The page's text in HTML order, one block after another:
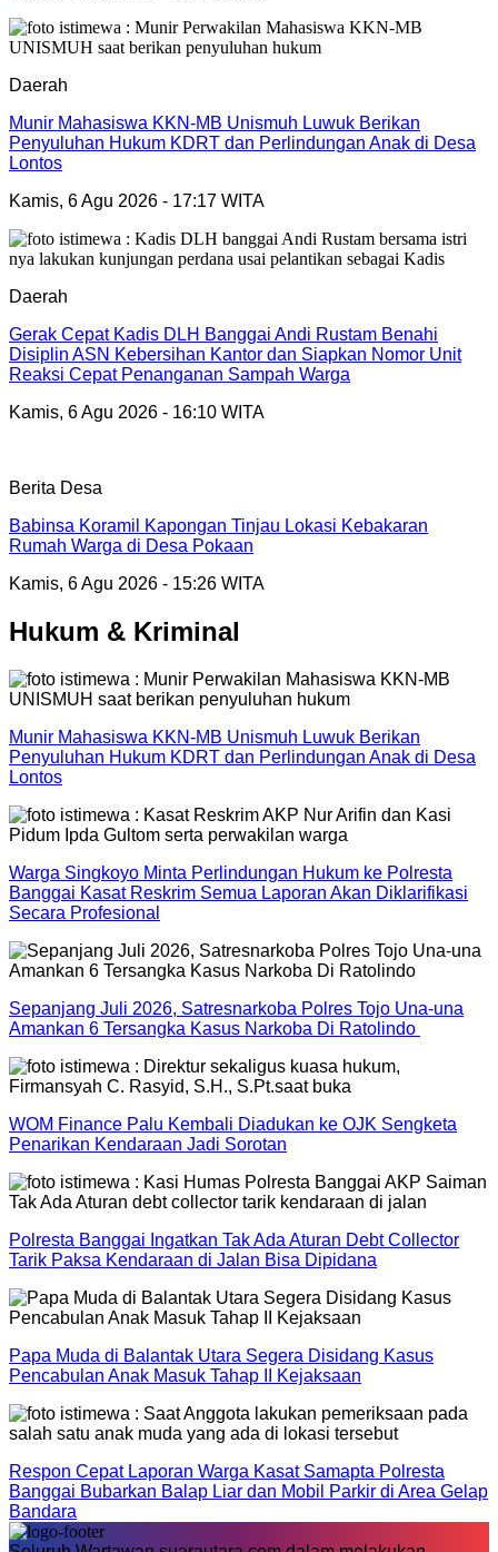
Daerah
Munir Mahasiswa KKN-MB Unismuh Luwuk Berikan
Penyuluhan Hukum KDRT dan Perlindungan Anak di Desa
Lontos
Kamis, 6 Agu 2026 - 17:17 WITA
Daerah
Gerak Cepat Kadis DLH Banggai Andi Rustam Benahi
Disiplin ASN Kebersihan Kantor dan Siapkan Nomor Unit
Reaksi Cepat Penanganan Sampah Warga
Kamis, 6 Agu 2026 - 16:10 WITA
Berita Desa
Babinsa Koramil Kapongan Tinjau Lokasi Kebakaran
Rumah Warga di Desa Pokaan
Kamis, 6 Agu 2026 - 15:26 WITA
Hukum & Kriminal
Munir Mahasiswa KKN-MB Unismuh Luwuk Berikan
Penyuluhan Hukum KDRT dan Perlindungan Anak di Desa
Lontos
Warga Singkoyo Minta Perlindungan Hukum ke Polresta
Banggai Kasat Reskrim Semua Laporan Akan Diklarifikasi
Secara Profesional
Sepanjang Juli 2026, Satresnarkoba Polres Tojo Una-una
Amankan 6 Tersangka Kasus Narkoba Di Ratolindo
WOM Finance Palu Kembali Diadukan ke OJK Sengketa
Penarikan Kendaraan Jadi Sorotan
Polresta Banggai Ingatkan Tak Ada Aturan Debt Collector
Tarik Paksa Kendaraan di Jalan Bisa Dipidana
Papa Muda di Balantak Utara Segera Disidang Kasus
Pencabulan Anak Masuk Tahap II Kejaksaan
Respon Cepat Laporan Warga Kasat Samapta Polresta
Banggai Bubarkan Balap Liar dan Mobil Parkir di Area Gelap
Bandara